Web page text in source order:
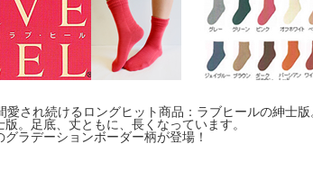
愛され続けるロングヒット商品：ラブヒールの紳士版
。足底、丈ともに、長くなっています。
ラデーションボーダー柄が登場！